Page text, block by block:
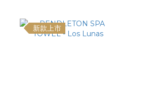
新款上市